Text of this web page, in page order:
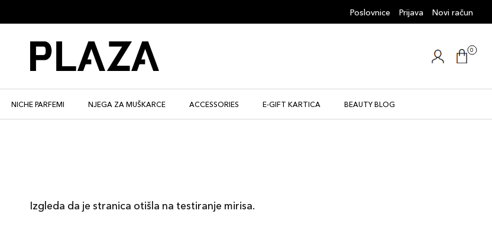
Poslovnice Prijava Novi račun
0
NICHE PARFEMI NJEGA ZA MUŠKARCE ACCESSORIES E-GIFT KARTICA BEAUTY BLOG
Izgleda da je stranica otišla na testiranje mirisa.